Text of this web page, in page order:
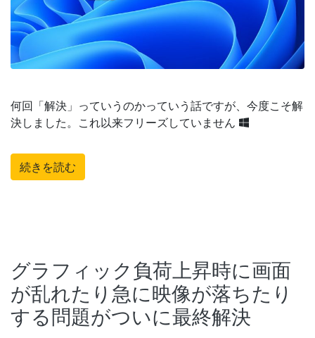
何回「解決」っていうのかっていう話ですが、今度こそ解
決しました。これ以来フリーズしていません
続きを読む
グラフィック負荷上昇時に画面
が乱れたり急に映像が落ちたり
する問題がついに最終解決